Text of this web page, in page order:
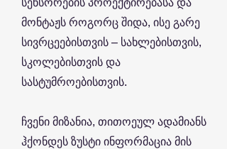
მონტაჟს როგორც შიდა, ისე გარე
სივრცეებისთვის – სახლებისთვის,
სკოლებისთვის და
სასტუმროებისთვის.
ჩვენი მიზანია, თითოეულ ადამიანს
ჰქონდეს ზუსტი ინფორმაცია მის